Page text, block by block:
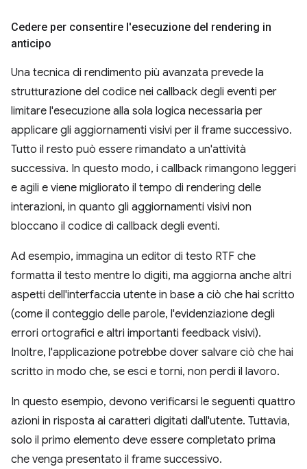
Cedere per consentire l'esecuzione del rendering in
anticipo
Una tecnica di rendimento più avanzata prevede la
strutturazione del codice nei callback degli eventi per
limitare l'esecuzione alla sola logica necessaria per
applicare gli aggiornamenti visivi per il frame successivo.
Tutto il resto può essere rimandato a un'attività
successiva. In questo modo, i callback rimangono leggeri
e agili e viene migliorato il tempo di rendering delle
interazioni, in quanto gli aggiornamenti visivi non
bloccano il codice di callback degli eventi.
Ad esempio, immagina un editor di testo RTF che
formatta il testo mentre lo digiti, ma aggiorna anche altri
aspetti dell'interfaccia utente in base a ciò che hai scritto
(come il conteggio delle parole, l'evidenziazione degli
errori ortografici e altri importanti feedback visivi).
Inoltre, l'applicazione potrebbe dover salvare ciò che hai
scritto in modo che, se esci e torni, non perdi il lavoro.
In questo esempio, devono verificarsi le seguenti quattro
azioni in risposta ai caratteri digitati dall'utente. Tuttavia,
solo il primo elemento deve essere completato prima
che venga presentato il frame successivo.